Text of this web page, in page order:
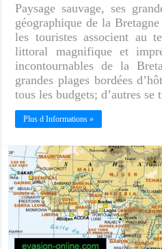
Paysage sauvage, ses
géographique de la
les touristes associent au
littoral magnifique et
incontournables de la
grandes plages bordées
tous les budgets; d’autres
Plus d Informations »